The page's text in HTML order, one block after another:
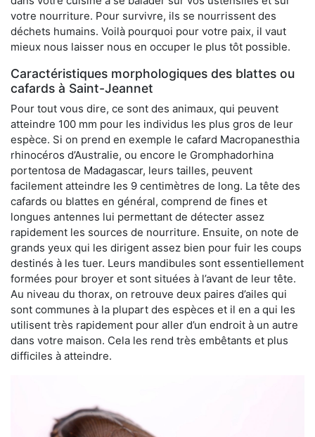
votre nourriture. Pour survivre, ils se nourrissent des
déchets humains. Voilà pourquoi pour votre paix, il vaut
mieux nous laisser nous en occuper le plus tôt possible.
Caractéristiques morphologiques des blattes ou
cafards à Saint-Jeannet
Pour tout vous dire, ce sont des animaux, qui peuvent
atteindre 100 mm pour les individus les plus gros de leur
espèce. Si on prend en exemple le cafard Macropanesthia
rhinocéros d’Australie, ou encore le Gromphadorhina
portentosa de Madagascar, leurs tailles, peuvent
facilement atteindre les 9 centimètres de long. La tête des
cafards ou blattes en général, comprend de fines et
longues antennes lui permettant de détecter assez
rapidement les sources de nourriture. Ensuite, on note de
grands yeux qui les dirigent assez bien pour fuir les coups
destinés à les tuer. Leurs mandibules sont essentiellement
formées pour broyer et sont situées à l’avant de leur tête.
Au niveau du thorax, on retrouve deux paires d’ailes qui
sont communes à la plupart des espèces et il en a qui les
utilisent très rapidement pour aller d’un endroit à un autre
dans votre maison. Cela les rend très embêtants et plus
difficiles à atteindre.